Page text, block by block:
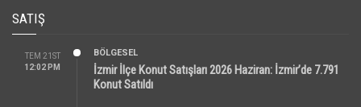
SATIŞ
TEM 21ST
12:02 PM
BÖLGESEL
İzmir İlçe Konut Satışları 2026 Haziran: İzmir’de 7.791
Konut Satıldı